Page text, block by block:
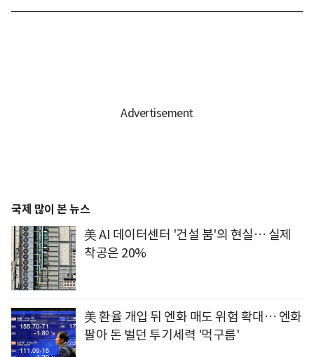
국제 많이 본 뉴스
美 AI 데이터센터 '건설 붐'의 현실… 실제
착공은 20%
美 환율 개입 뒤 엔화 매도 위험 확대… 엔화
팔아 돈 벌던 투기세력 '먹구름'